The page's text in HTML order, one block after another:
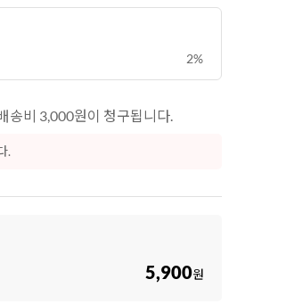
9 쿠키파우더
2%
송비 3,000원이 청구됩니다.
.
5,900원